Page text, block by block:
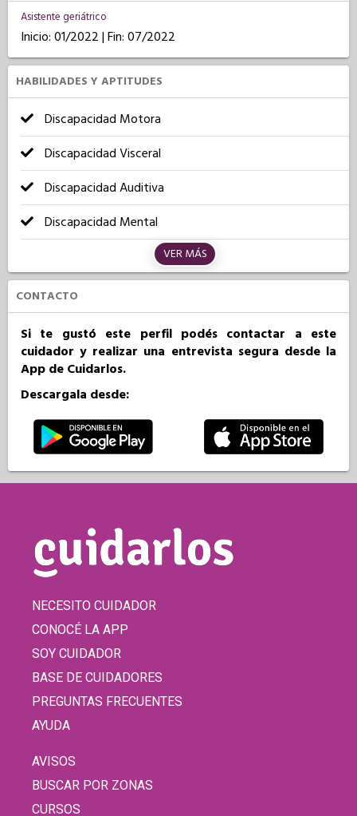
Asistente geriátrico
Inicio: 01/2022 | Fin: 07/2022
HABILIDADES Y APTITUDES
Discapacidad Motora
Discapacidad Visceral
Discapacidad Auditiva
Discapacidad Mental
VER MÁS
CONTACTO
Si te gustó este perfil podés contactar a este
cuidador y realizar una entrevista segura desde la
App de Cuidarlos.
Descargala desde:
NECESITO CUIDADOR
CONOCÉ LA APP
SOY CUIDADOR
BASE DE CUIDADORES
PREGUNTAS FRECUENTES
AYUDA
AVISOS
BUSCAR POR ZONAS
CURSOS